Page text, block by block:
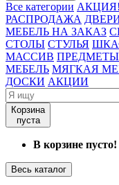
Все категории
РАСПРОДАЖА
МЕБЕЛЬ НА ЗАКАЗ
СТОЛЫ СТУЛЬЯ
МАССИВ ПРЕДМЕТЫ
МЕБЕЛЬ МЯГКАЯ
ДОСКИ АКЦИИ
Корзина
пуста
В корзине пусто!
Весь каталог